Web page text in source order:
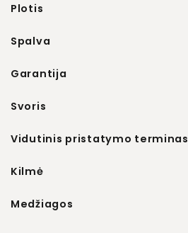
Plotis
Spalva
Garantija
Svoris
Vidutinis pristatymo terminas
Kilmė
Medžiagos